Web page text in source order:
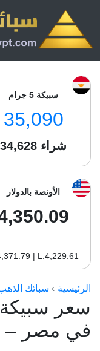
أسعار الذهب
سعر الذهب عيار 24
سعر جنيه الذهب
سبائك الذهب
بي تي سي
سام
سليمة جولد
سويس جولد
ماستر جولد
أسعار الفضة اليوم
سبائك الفضة
بي تي سي
جونير
نجم الدين
من نحن
سبيكة 5 جرام
35,090
34,628 شراء
الأونصة بالدولار
| L:4,229.61
الرئيسية سبائك
في مصر –